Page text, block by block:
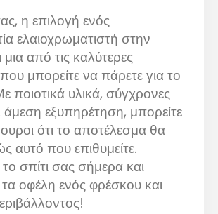
η επιλογή ενός
ελαιοχρωματιστή στην
από τις καλύτερες
μπορείτε να πάρετε για το
ποιοτικά υλικά, σύγχρονες
άμεση εξυπηρέτηση, μπορείτε
ότι το αποτέλεσμα θα
αυτό που επιθυμείτε.
σπίτι σας σήμερα και
οφέλη ενός φρέσκου και